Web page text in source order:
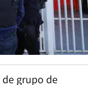
grupo de